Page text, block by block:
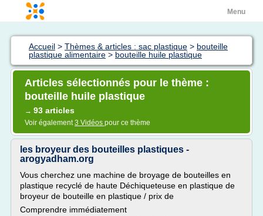
Menu
Accueil > Thèmes & articles : sac plastique > bouteille
plastique alimentaire > bouteille huile plastique
Articles sélectionnés pour le thème :
bouteille huile plastique
→ 93 articles
Voir également3 Vidéos pour ce thème
les broyeur des bouteilles plastiques -
arogyadham.org
Vous cherchez une machine de broyage de bouteilles en
plastique recyclé de haute Déchiqueteuse en plastique de
broyeur de bouteille en plastique / prix de
Comprendre immédiatement